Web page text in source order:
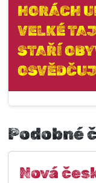
HORÁCH
VELKÉ
STAŘÍ
Podobné
Nová